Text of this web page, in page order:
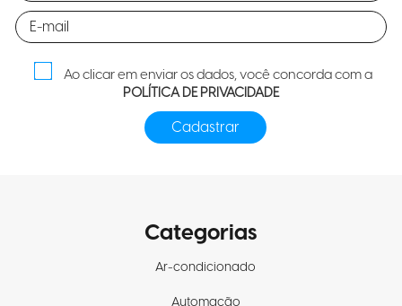
Ao clicar em enviar os dados, você concorda com a
POLÍTICA DE PRIVACIDADE
Categorias
Ar-condicionado
Automação